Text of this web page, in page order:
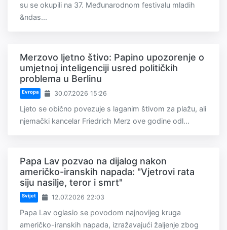
su se okupili na 37. Međunarodnom festivalu mladih
&ndas...
Merzovo ljetno štivo: Papino upozorenje o
umjetnoj inteligenciji usred političkih
problema u Berlinu
Evropa 30.07.2026 15:26
Ljeto se obično povezuje s laganim štivom za plažu, ali
njemački kancelar Friedrich Merz ove godine odl...
Papa Lav pozvao na dijalog nakon
američko-iranskih napada: "Vjetrovi rata
siju nasilje, teror i smrt"
Svijet 12.07.2026 22:03
Papa Lav oglasio se povodom najnovijeg kruga
američko-iranskih napada, izražavajući žaljenje zbog